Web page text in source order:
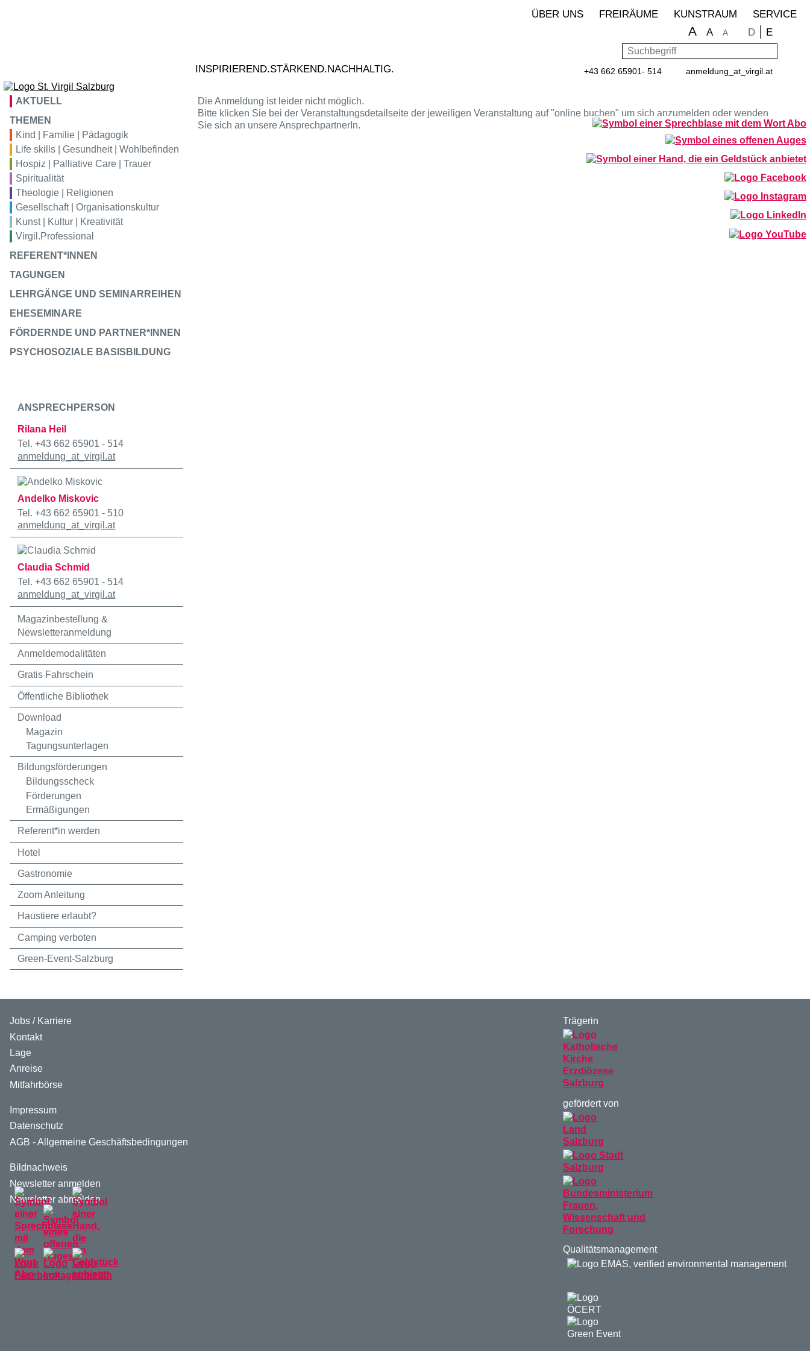
INSPIRIEREND.STÄRKEND.NACHHALTIG.
ÜBER UNS FREIRÄUME KUNSTRAUM SERVICE
A A A Sprache
D E
Suchbegriff
+43 662 65901- 514 anmeldung _at_ virgil.at
VIRGILhotel
VIRGILgastro
VIRGILkunstraum
AKTUELL
THEMEN
Kind | Familie | Pädagogik
Life skills | Gesundheit | Wohlbefinden
Hospiz | Palliative Care | Trauer
Spiritualität
Theologie | Religionen
Gesellschaft | Organisationskultur
Kunst | Kultur | Kreativität
Virgil.Professional
REFERENT*INNEN
TAGUNGEN
LEHRGÄNGE UND SEMINARREIHEN
EHESEMINARE
FÖRDERNDE UND PARTNER*INNEN
PSYCHOSOZIALE BASISBILDUNG
Die Anmeldung ist leider nicht möglich.
Bitte klicken Sie bei der Veranstaltungsdetailseite der jeweiligen Veranstaltung auf "online buchen" um sich anzumelden oder wenden
Sie sich an unsere AnsprechpartnerIn.
ANSPRECHPERSON
Rilana Heil
Tel. +43 662 65901 - 514
anmeldung _at_virgil.at
Andelko Miskovic
Tel. +43 662 65901 - 510
anmeldung _at_virgil.at
Claudia Schmid
Tel. +43 662 65901 - 514
anmeldung _at_virgil.at
Magazinbestellung &
Newsletteranmeldung
Anmeldemodalitäten
Gratis Fahrschein
Öffentliche Bibliothek
Download
Magazin
Tagungsunterlagen
Bildungsförderungen
Bildungsscheck
Förderungen
Ermäßigungen
Referent*in werden
Hotel
Gastronomie
Zoom Anleitung
Haustiere erlaubt?
Camping verboten
Green-Event-Salzburg
Jobs / Karriere
Kontakt
Lage
Anreise
Mitfahrbörse
Impressum
Datenschutz
AGB - Allgemeine Geschäftsbedingungen
Bildnachweis
Newsletter anmelden
Newsletter abmelden
Trägerin
gefördert von
Qualitätsmanagement